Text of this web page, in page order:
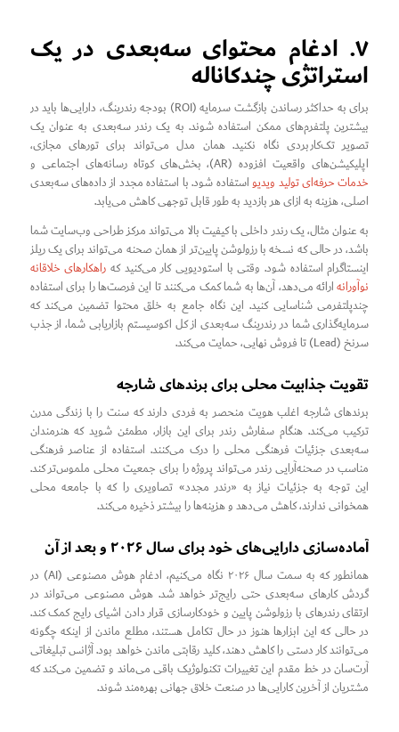
۷. ادغام محتوای سه‌بعدی در یک
استراتژی چندکاناله
برای به حداکثر رساندن بازگشت سرمایه (ROI) بودجه رندرینگ، دارایی‌ها باید در
بیشترین پلتفرم‌های ممکن استفاده شوند. به یک رندر سه‌بعدی به عنوان یک
تصویر تک‌کاربردی نگاه نکنید. همان مدل می‌تواند برای تورهای مجازی،
اپلیکیشن‌های واقعیت افزوده (AR)، بخش‌های کوتاه رسانه‌های اجتماعی و
خدمات حرفه‌ای تولید ویدیواستفاده شود. با استفاده مجدد از داده‌های سه‌بعدی
اصلی، هزینه به ازای هر بازدید به طور قابل توجهی کاهش می‌یابد.
به عنوان مثال، یک رندر داخلی با کیفیت بالا می‌تواند مرکز طراحی وب‌سایت شما
باشد، در حالی که نسخه با رزولوشن پایین‌تر از همان صحنه می‌تواند برای یک ریلز
اینستاگرام استفاده شود. وقتی با استودیویی کار می‌کنید که راهکارهای خلاقانه
نوآورانهارائه می‌دهد، آن‌ها به شما کمک می‌کنند تا این فرصت‌ها را برای استفاده
چندپلتفرمی شناسایی کنید. این نگاه جامع به خلق محتوا تضمین می‌کند که
سرمایه‌گذاری شما در رندرینگ سه‌بعدی از کل اکوسیستم بازاریابی شما، از جذب
سرنخ (Lead) تا فروش نهایی، حمایت می‌کند.
تقویت جذابیت محلی برای برندهای شارجه
برندهای شارجه اغلب هویت منحصر به فردی دارند که سنت را با زندگی مدرن
ترکیب می‌کند. هنگام سفارش رندر برای این بازار، مطمئن شوید که هنرمندان
سه‌بعدی جزئیات فرهنگی محلی را درک می‌کنند. استفاده از عناصر فرهنگی
مناسب در صحنه‌آرایی رندر می‌تواند پروژه را برای جمعیت محلی ملموس‌تر کند.
این توجه به جزئیات نیاز به «رندر مجدد» تصاویری را که با جامعه محلی
همخوانی ندارند، کاهش می‌دهد و هزینه‌ها را بیشتر ذخیره می‌کند.
آماده‌سازی دارایی‌های خود برای سال ۲۰۲۶ و بعد از آن
همانطور که به سمت سال ۲۰۲۶ نگاه می‌کنیم، ادغام هوش مصنوعی (AI) در
گردش کارهای سه‌بعدی حتی رایج‌تر خواهد شد. هوش مصنوعی می‌تواند در
ارتقای رندرهای با رزولوشن پایین و خودکارسازی قرار دادن اشیای رایج کمک کند.
در حالی که این ابزارها هنوز در حال تکامل هستند، مطلع ماندن از اینکه چگونه
می‌توانند کار دستی را کاهش دهند، کلید رقابتی ماندن خواهد بود. آژانس تبلیغاتی
آرت‌سان در خط مقدم این تغییرات تکنولوژیک باقی می‌ماند و تضمین می‌کند که
مشتریان از آخرین کارایی‌ها در صنعت خلاق جهانی بهره‌مند شوند.